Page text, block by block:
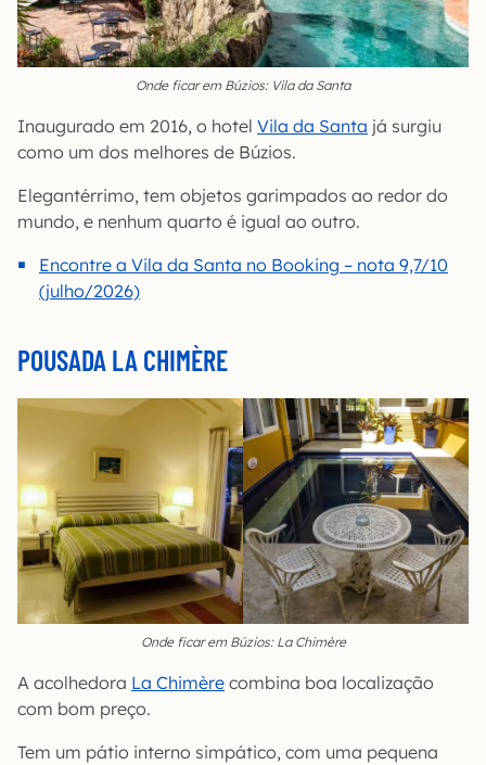
Onde ficar em Búzios: Vila da Santa
Inaugurado em 2016, o hotel Vila da Santa já surgiu
como um dos melhores de Búzios.
Elegantérrimo, tem objetos garimpados ao redor do
mundo, e nenhum quarto é igual ao outro.
Encontre a Vila da Santa no Booking – nota 9,7/10
(julho/2026)
POUSADA LA CHIMÈRE
Onde ficar em Búzios: La Chimère
A acolhedora La Chimère combina boa localização
com bom preço.
Tem um pátio interno simpático, com uma pequena